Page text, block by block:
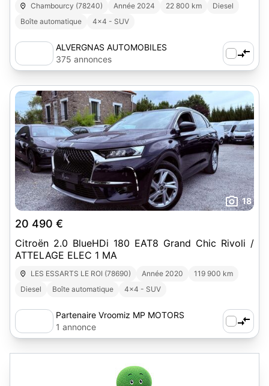
Chambourcy (78240) Année 2024 22 800 km
Diesel
Boîte automatique
4x4 - SUV
ALVERGNAS AUTOMOBILES
375 annonces
18
20 490 €
Citroën 2.0 BlueHDi 180 EAT8 Grand Chic Rivoli /
ATTELAGE ELEC 1 MA
LES ESSARTS LE ROI (78690) Année 2020
119 900 km
Diesel
Boîte automatique 4x4 - SUV
Partenaire Vroomiz MP MOTORS
1 annonce